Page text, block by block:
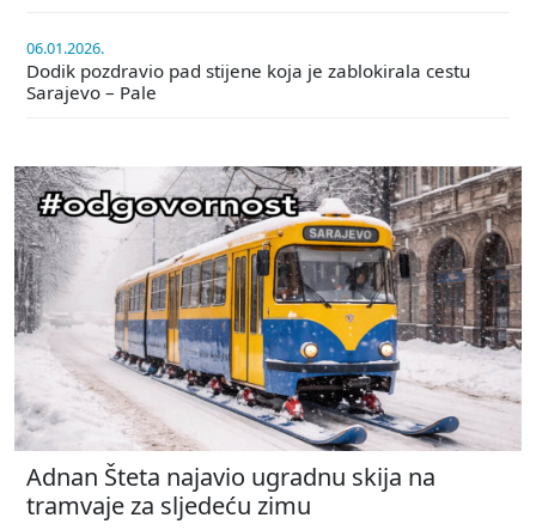
06.01.2026.
Dodik pozdravio pad stijene koja je zablokirala cestu
Sarajevo – Pale
Adnan Šteta najavio ugradnu skija na
tramvaje za sljedeću zimu